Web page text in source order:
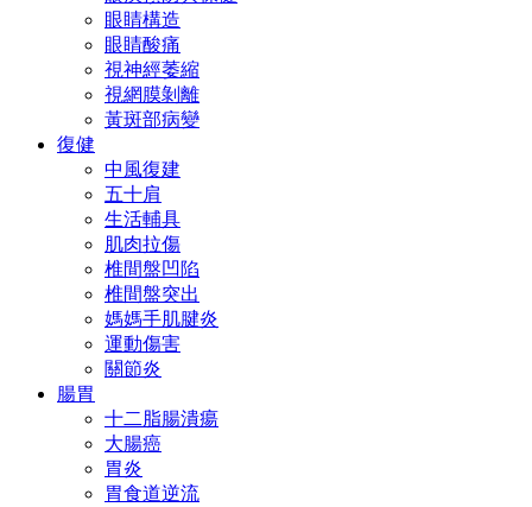
眼睛構造
眼睛酸痛
視神經萎縮
視網膜剝離
黃斑部病變
復健
中風復建
五十肩
生活輔具
肌肉拉傷
椎間盤凹陷
椎間盤突出
媽媽手肌腱炎
運動傷害
關節炎
腸胃
十二脂腸潰瘍
大腸癌
胃炎
胃食道逆流